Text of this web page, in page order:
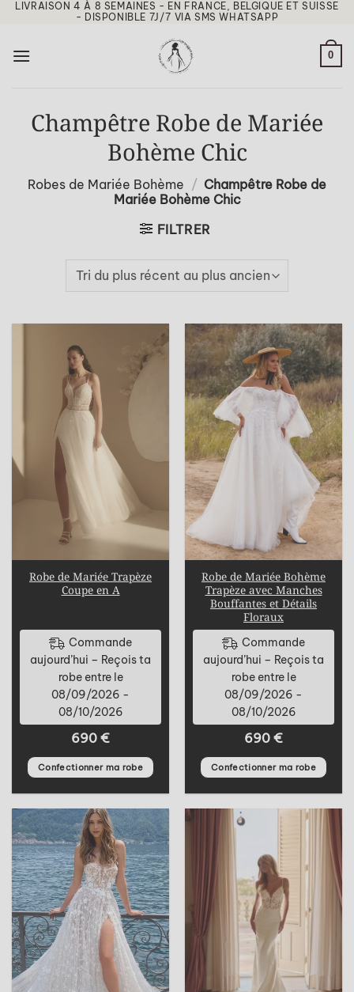
Passer
contenu
LIVRAISON 4 À 8 SEMAINES - EN FRANCE, BELGIQUE ET SUISSE
- DISPONIBLE 7J/7 VIA SMS WHATSAPP
0
Champêtre Robe de Mariée
Bohème Chic
Robes de Mariée Bohème / Champêtre Robe de
Mariée Bohème Chic
FILTRER
Robe de Mariée Trapèze
Coupe en A
Commande
aujourd’hui – Reçois ta
robe entre le
08/09/2026 -
08/10/2026
690 €
Confectionner ma robe
Robe de Mariée Bohème
Trapèze avec Manches
Bouffantes et Détails
Floraux
Commande
aujourd’hui – Reçois ta
robe entre le
08/09/2026 -
08/10/2026
690 €
Confectionner ma robe